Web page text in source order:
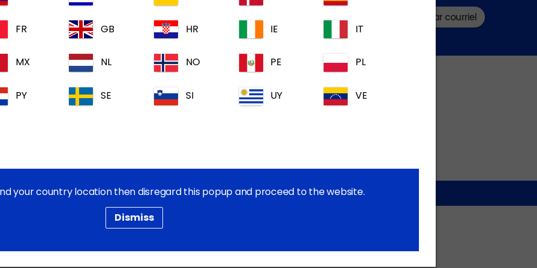
veuillez contacter notre équipe de Service à Soumettre une question par courriel
Les Sites Coperatifs de Dechra
FR GB HR IE IT
MX NL NO PE PL
PY SE SI UY VE
your country location then disregard this popup and proceed to the website.
Dismiss